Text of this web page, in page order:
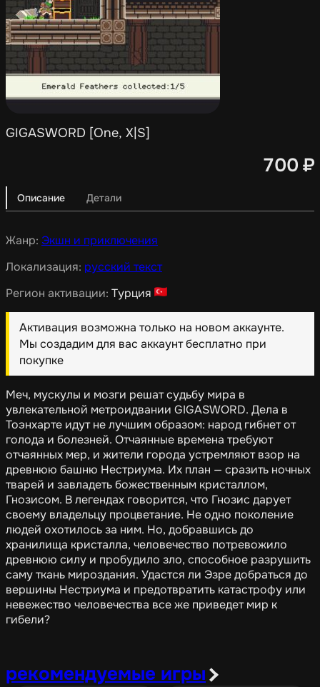
GIGASWORD [One, X|S]
700 ₽
Описание Детали
Жанр: Экшн и приключения
Локализация: русский текст
Регион активации: Турция
Активация возможна только на новом аккаунте.
Мы создадим для вас аккаунт бесплатно при
покупке
Меч, мускулы и мозги решат судьбу мира в
увлекательной метроидвании GIGASWORD. Дела в
Тоэнхарте идут не лучшим образом: народ гибнет от
голода и болезней. Отчаянные времена требуют
отчаянных мер, и жители города устремляют взор на
древнюю башню Нестриума. Их план — сразить ночных
тварей и завладеть божественным кристаллом,
Гнозисом. В легендах говорится, что Гнозис дарует
своему владельцу процветание. Не одно поколение
людей охотилось за ним. Но, добравшись до
хранилища кристалла, человечество потревожило
древнюю силу и пробудило зло, способное разрушить
саму ткань мироздания. Удастся ли Эзре добраться до
вершины Нестриума и предотвратить катастрофу или
невежество человечества все же приведет мир к
гибели?
рекомендуемые игры